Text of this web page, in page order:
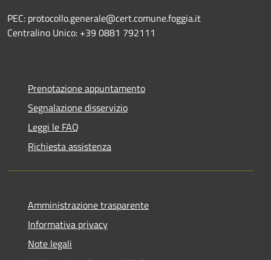
PEC: protocollo.generale@cert.comune.foggia.it
Centralino Unico: +39 0881 792111
Prenotazione appuntamento
Segnalazione disservizio
Leggi le FAQ
Richiesta assistenza
Amministrazione trasparente
Informativa privacy
Note legali